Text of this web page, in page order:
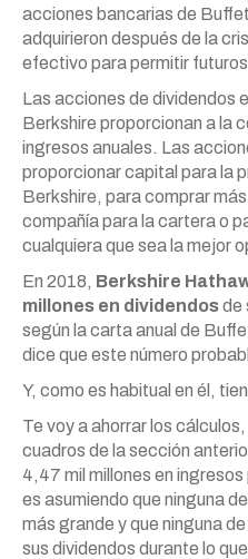
acciones bancarias de
adquirieron después de la
efectivo para permitir
Las acciones de dividendos
Berkshire proporcionan a la
ingresos anuales. Las
proporcionar capital para la
Berkshire, para comprar
compañía para la cartera o
cualquiera que sea la mejor
En 2018, Berkshire
millones en dividendosde
según la carta anual de
dice que este número
Y, como es habitual en él,
Te voy a ahorrar los
cuadros de la sección
4,47 mil millones en
es asumiendo que ninguna
más grande y que ninguna
sus dividendos durante lo